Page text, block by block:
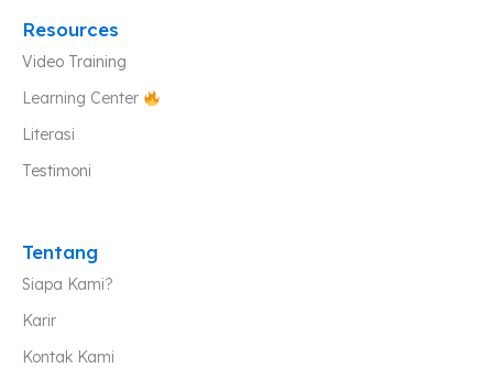
Resources
Video Training
Learning Center
Literasi
Testimoni
Tentang
Siapa Kami?
Karir
Kontak Kami